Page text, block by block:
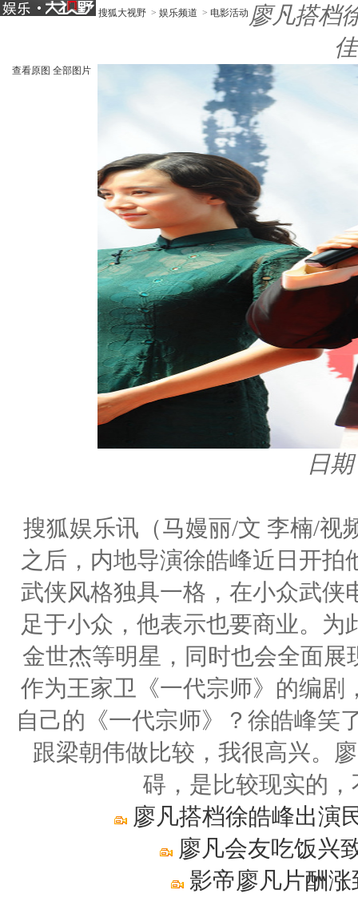
搜狐大视野 > 娱乐频道 > 电影活动 廖凡搭档
查看原图 全部图片
日
搜狐娱乐讯（马嫚丽/文 李楠/视
之后，内地导演徐皓峰近日开
武侠风格独具一格，在小众武侠
足于小众，他表示也要商业。
金世杰等明星，同时也会全面展
作为王家卫《一代宗师》的编剧
自己的《一代宗师》？徐皓峰笑
跟梁朝伟做比较，我很高兴。
碍，是比较现实的
廖凡搭档徐皓峰出演
廖凡会友吃饭兴
影帝廖凡片酬